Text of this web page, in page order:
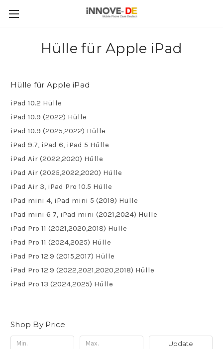
Hülle für Apple iPad
Hülle für Apple iPad
iPad 10.2 Hülle
iPad 10.9 (2022) Hülle
iPad 10.9 (2025,2022) Hülle
iPad 9.7, iPad 6, iPad 5 Hülle
iPad Air (2022,2020) Hülle
iPad Air (2025,2022,2020) Hülle
iPad Air 3, iPad Pro 10.5 Hülle
iPad mini 4, iPad mini 5 (2019) Hülle
iPad mini 6 7, iPad mini (2021,2024) Hülle
iPad Pro 11 (2021,2020,2018) Hülle
iPad Pro 11 (2024,2025) Hülle
iPad Pro 12.9 (2015,2017) Hülle
iPad Pro 12.9 (2022,2021,2020,2018) Hülle
iPad Pro 13 (2024,2025) Hülle
Shop By Price
Update